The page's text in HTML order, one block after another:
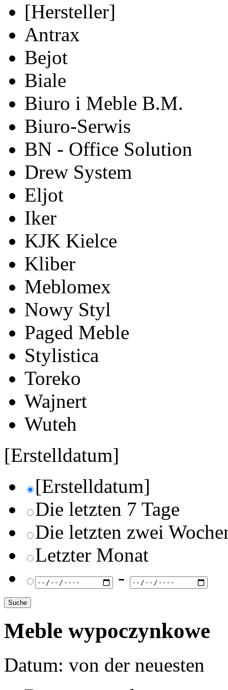
[Hersteller]
Antrax
Bejot
Biale
Biuro i Meble B.M.
Biuro-Serwis
BN - Office Solution
Drew System
Eljot
Iker
KJK Kielce
Kliber
Meblomex
Nowy Styl
Paged Meble
Stylistica
Toreko
Wajnert
Wuteh
[Erstelldatum]
[Erstelldatum]
Die letzten 7 Tage
Die letzten zwei
Letzter Monat
-
Meble wypoczynkowe
Datum: von der neuesten